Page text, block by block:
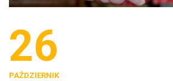
26
PAŹDZIERNIK